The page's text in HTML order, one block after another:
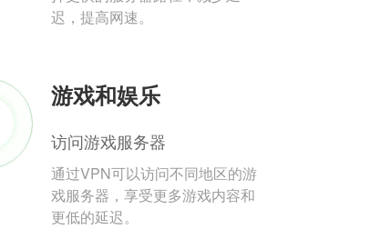
迟，提高网速。
游戏和娱乐
访问游戏服务器
通过VPN可以访问不同地区的游
戏服务器，享受更多游戏内容和
更低的延迟。